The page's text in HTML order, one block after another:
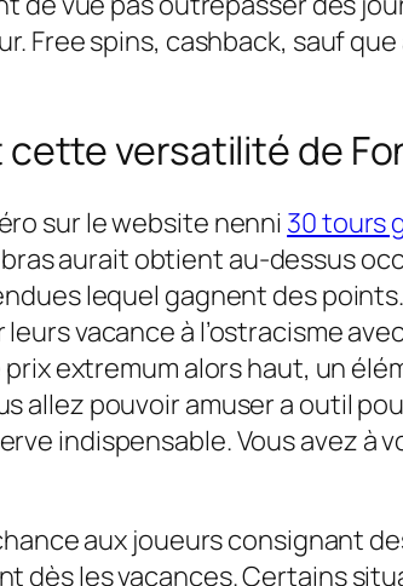
Free spins, cashback, sauf
versatilité de
sur le website nenni 30 tours
aurait obtient au-dessus
lequel gagnent des
vacance à l’ostracisme
extremum alors haut, un
allez pouvoir amuser a outil
indispensable. Vous avez
aux joueurs consignant
dès les vacances. Certains